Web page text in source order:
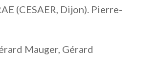
(CESAER, Dijon). Pierre-
Mauger, Gérard